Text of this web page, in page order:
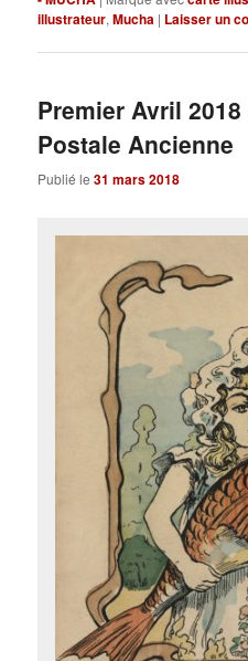
illustrateur,Mucha | Laisser un
Premier Avril 2018
Postale Ancienne
Publié le31 mars 2018